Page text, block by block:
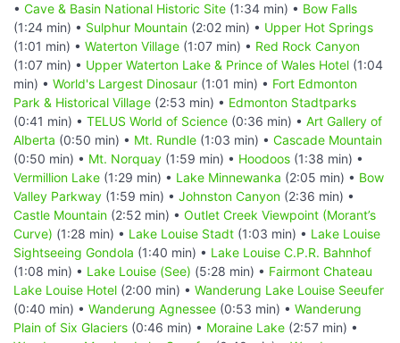
• Cave & Basin National Historic Site (1:34 min) • Bow Falls
(1:24 min) • Sulphur Mountain (2:02 min) • Upper Hot Springs
(1:01 min) • Waterton Village (1:07 min) • Red Rock Canyon
(1:07 min) • Upper Waterton Lake & Prince of Wales Hotel (1:04
min) • World's Largest Dinosaur (1:01 min) • Fort Edmonton
Park & Historical Village (2:53 min) • Edmonton Stadtparks
(0:41 min) • TELUS World of Science (0:36 min) • Art Gallery of
Alberta (0:50 min) • Mt. Rundle (1:03 min) • Cascade Mountain
(0:50 min) • Mt. Norquay (1:59 min) • Hoodoos (1:38 min) •
Vermillion Lake (1:29 min) • Lake Minnewanka (2:05 min) • Bow
Valley Parkway (1:59 min) • Johnston Canyon (2:36 min) •
Castle Mountain (2:52 min) • Outlet Creek Viewpoint (Morant’s
Curve) (1:28 min) • Lake Louise Stadt (1:03 min) • Lake Louise
Sightseeing Gondola (1:40 min) • Lake Louise C.P.R. Bahnhof
(1:08 min) • Lake Louise (See) (5:28 min) • Fairmont Chateau
Lake Louise Hotel (2:00 min) • Wanderung Lake Louise Seeufer
(0:40 min) • Wanderung Agnessee (0:53 min) • Wanderung
Plain of Six Glaciers (0:46 min) • Moraine Lake (2:57 min) •